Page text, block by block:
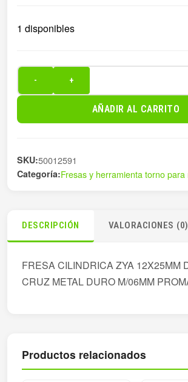
1 disponibles
CILINDRICA
ZYA
cantidad
- +
AÑADIR AL CARRITO
SKU:50012591
Categoría:Fresas y herramienta torno
DESCRIPCIÓN VALORACIONES (0)
FRESA CILINDRICA ZYA 12X25MM
CRUZ METAL DURO M/06MM
Productos relacionados